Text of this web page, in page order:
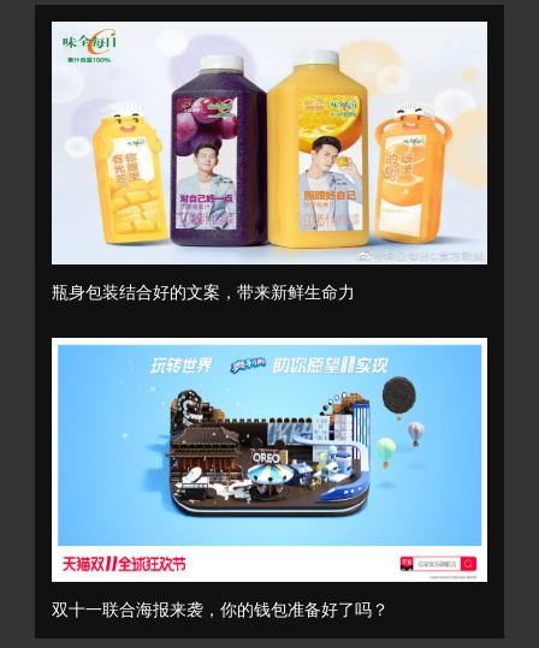
瓶身包装结合好的文案，带来新鲜生命力
双十一联合海报来袭，你的钱包准备好了吗？